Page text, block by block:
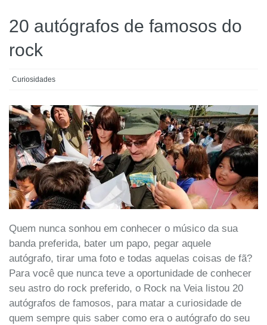
20 autógrafos de famosos do
rock
Curiosidades
Quem nunca sonhou em conhecer o músico da sua
banda preferida, bater um papo, pegar aquele
autógrafo, tirar uma foto e todas aquelas coisas de fã?
Para você que nunca teve a oportunidade de conhecer
seu astro do rock preferido, o Rock na Veia listou 20
autógrafos de famosos, para matar a curiosidade de
quem sempre quis saber como era o autógrafo do seu